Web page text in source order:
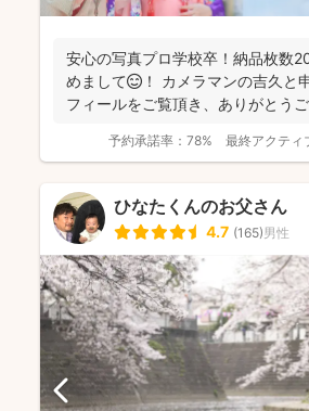
安心の写真プロ学校卒！納品枚数
めまして😊！ カメラマンの吉久と
フィールをご覧頂き、ありがとう
予約承諾率： 78% 最終アクティ
ひなたくんのお父さん
4.7 (165)男性